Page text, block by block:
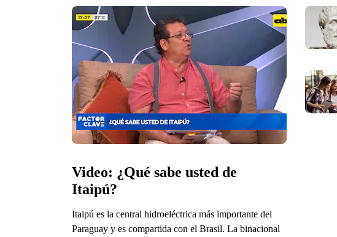
Video: ¿Qué sabe usted de
Itaipú?
Itaipú es la central hidroeléctrica más importante del
Paraguay y es compartida con el Brasil. La binacional